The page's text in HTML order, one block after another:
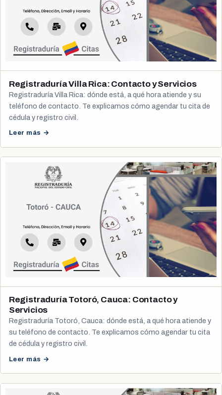
Registraduría Villa Rica: Contacto y Servicios
Registraduría Villa Rica: dónde está, a qué hora atiende y su
teléfono de contacto. Te explicamos cómo agendar tu cita de
cédula y registro civil.
Leer más →
Registraduría Totoró, Cauca: Contacto y
Servicios
Registraduría Totoró, Cauca: dónde está, a qué hora atiende y
su teléfono de contacto. Te explicamos cómo agendar tu cita
de cédula y registro civil.
Leer más →